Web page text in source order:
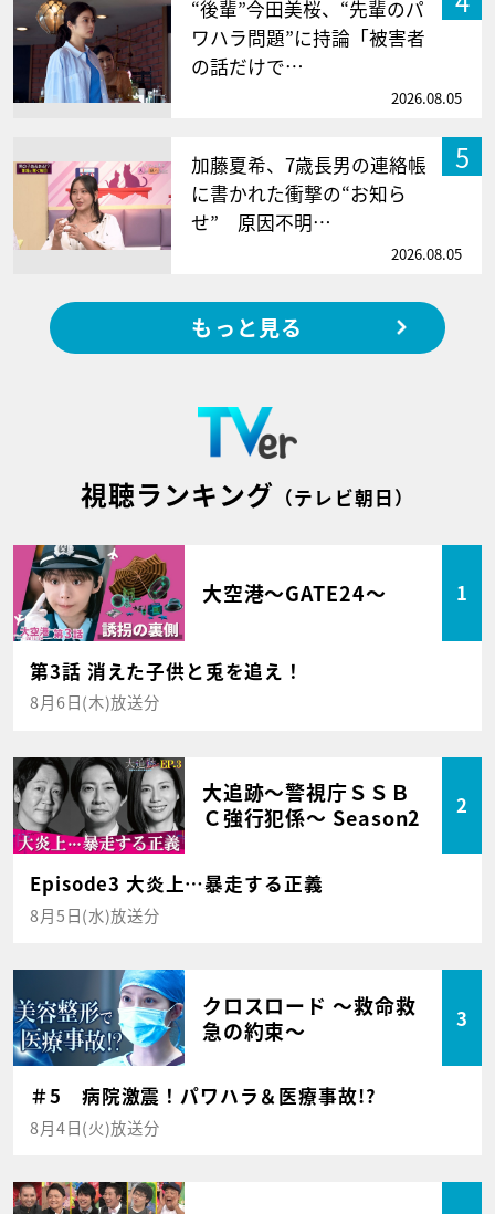
“後輩”今田美桜、“先輩のパ
ワハラ問題”に持論「被害者
の話だけで…
2026.08.05
5
加藤夏希、7歳長男の連絡帳
に書かれた衝撃の“お知ら
せ” 原因不明…
2026.08.05
もっと見る
視聴ランキング （テレビ朝日）
大空港～GATE24～ 1
第3話 消えた子供と兎を追え！
8月6日(木)放送分
大追跡～警視庁ＳＳＢ
Ｃ強行犯係～ Season2
2
Episode3 大炎上…暴走する正義
8月5日(水)放送分
クロスロード ～救命救
急の約束～
3
＃5 病院激震！パワハラ＆医療事故!?
8月4日(火)放送分